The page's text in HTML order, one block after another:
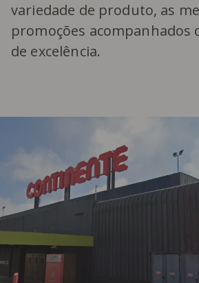
variedade de produto, as
promoções acompanhados
de excelência.